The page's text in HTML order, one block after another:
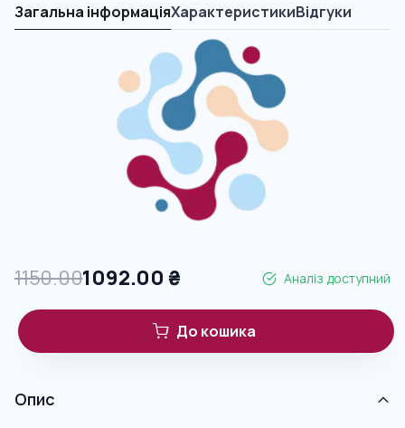
Загальна інформаціяХарактеристикиВідгуки
1150.001092.00 ₴ Аналіз доступний
До кошика
Опис